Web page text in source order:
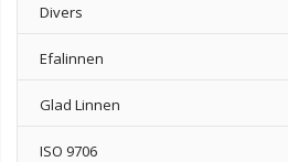
Divers
Efalinnen
Glad Linnen
ISO 9706